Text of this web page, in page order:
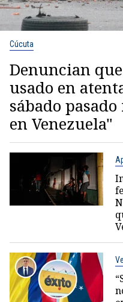
Cúcuta
Denuncian
usado en
sábado
en Venezuela"